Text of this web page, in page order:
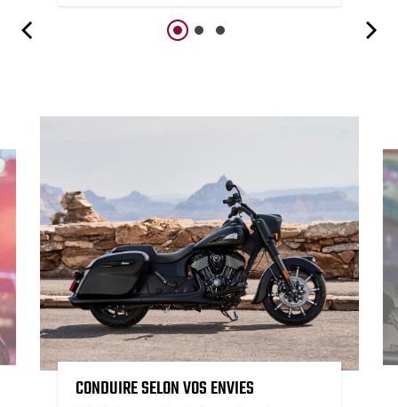
CONDUIRE SELON VOS ENVIES